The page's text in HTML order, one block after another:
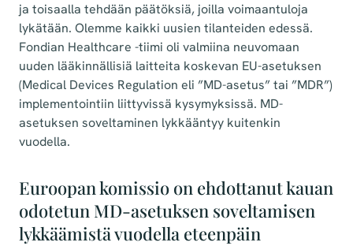
ja toisaalla tehdään päätöksiä, joilla voimaantuloja
lykätään. Olemme kaikki uusien tilanteiden edessä.
Fondian Healthcare -tiimi oli valmiina neuvomaan
uuden lääkinnällisiä laitteita koskevan EU-asetuksen
(Medical Devices Regulation eli ”MD-asetus” tai ”MDR”)
implementointiin liittyvissä kysymyksissä. MD-
asetuksen soveltaminen lykkääntyy kuitenkin
vuodella.
Euroopan komissio on ehdottanut kauan
odotetun MD-asetuksen soveltamisen
lykkäämistä vuodella eteenpäin